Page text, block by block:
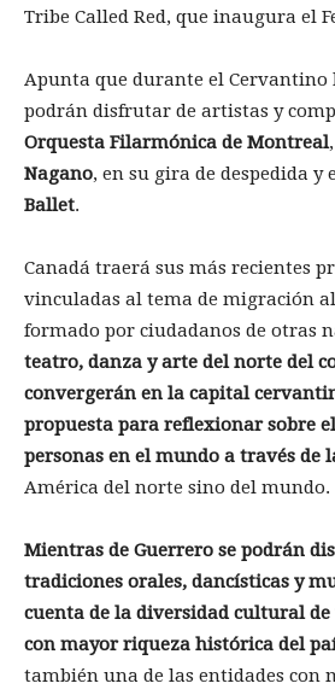
Tribe Called Red, que inaugura el
Apunta que durante el Cervantino
podrán disfrutar de artistas y
Orquesta Filarmónica de Montreal
Nagano, en su gira de despedida y
Ballet.
Canadá traerá sus más recientes
vinculadas al tema de migración
formado por ciudadanos de otras
teatro, danza y arte del norte del
convergerán en la capital
propuesta para reflexionar sobre
personas en el mundo a través de
América del norte sino del mundo.
Mientras de Guerrero se podrán
tradiciones orales, dancísticas y
cuenta de la diversidad cultural de
con mayor riqueza histórica del
también una de las entidades con